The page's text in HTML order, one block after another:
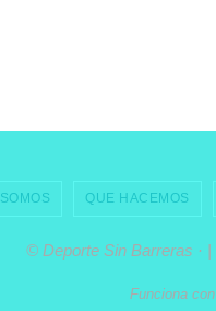
QUE HACEMOS
© Deporte Sin Barreras · |
Funciona con